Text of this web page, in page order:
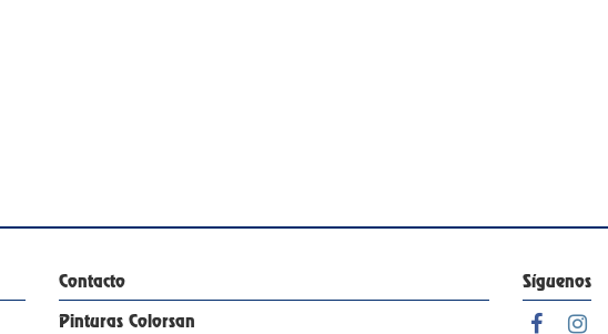
Contacto
Pinturas Colorsan
Síguenos